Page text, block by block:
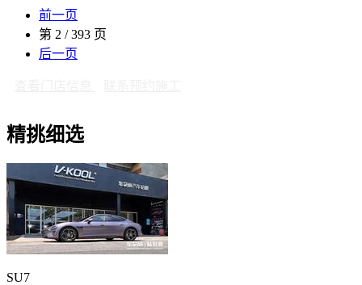
前一页
第 2 / 393 页
后一页
精挑细选
SU7